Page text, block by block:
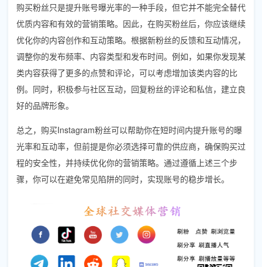
购买粉丝只是提升账号曝光率的一种手段，但它并不能完全替代
优质内容和有效的营销策略。因此，在购买粉丝后，你应该继续
优化你的内容创作和互动策略。根据新粉丝的反馈和互动情况，
调整你的发布频率、内容类型和发布时间。例如，如果你发现某
类内容获得了更多的点赞和评论，可以考虑增加该类内容的比
例。同时，积极参与社区互动，回复粉丝的评论和私信，建立良
好的品牌形象。
总之，购买Instagram粉丝可以帮助你在短时间内提升账号的曝
光率和互动率，但前提是你必须选择可靠的供应商，确保购买过
程的安全性，并持续优化你的营销策略。通过遵循上述三个步
骤，你可以在避免常见陷阱的同时，实现账号的稳步增长。